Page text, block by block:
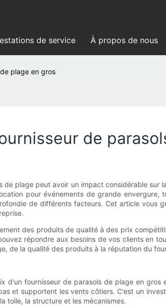
de service À propos de nous
plage en gros
de
de plage peut avoir un impact considérable
pour événements de grande
de différents facteurs. Cet article vous
des produits de qualité à des prix
répondre aux besoins de vos clients en
de la qualité des produits à la réputation du
d'un fournisseur de parasols de plage en
et supportent les vents côtiers. C'est un
toile, la structure et les mécanismes.